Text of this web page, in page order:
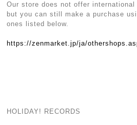
Our store does not offer international
but you can still make a purchase
ones listed below.
https://zenmarket.jp/ja/
HOLIDAY! RECORDS